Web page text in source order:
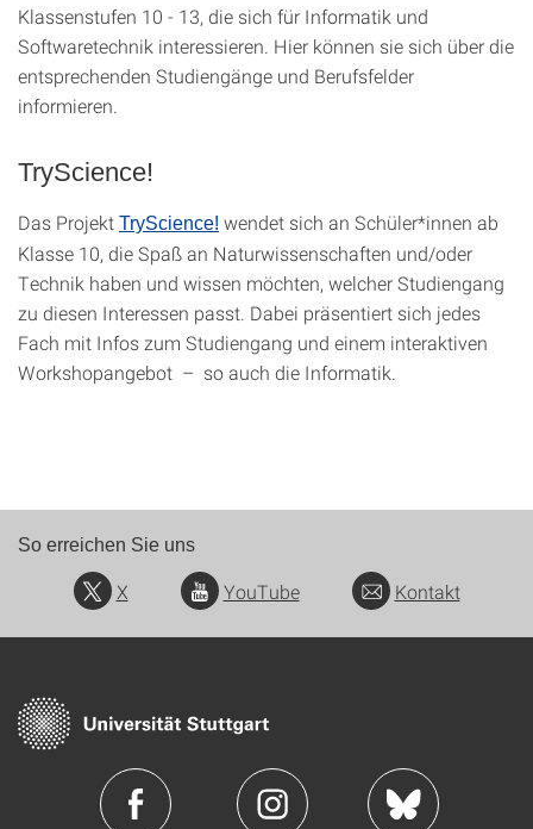
Klassenstufen 10 - 13, die sich für Informatik und
Softwaretechnik interessieren. Hier können sie sich über die
entsprechenden Studiengänge und Berufsfelder
informieren.
TryScience!
Das Projekt TryScience! wendet sich an Schüler*innen ab
Klasse 10, die Spaß an Naturwissenschaften und/oder
Technik haben und wissen möchten, welcher Studiengang
zu diesen Interessen passt. Dabei präsentiert sich jedes
Fach mit Infos zum Studiengang und einem interaktiven
Workshopangebot – so auch die Informatik.
So erreichen Sie uns
X YouTube Kontakt